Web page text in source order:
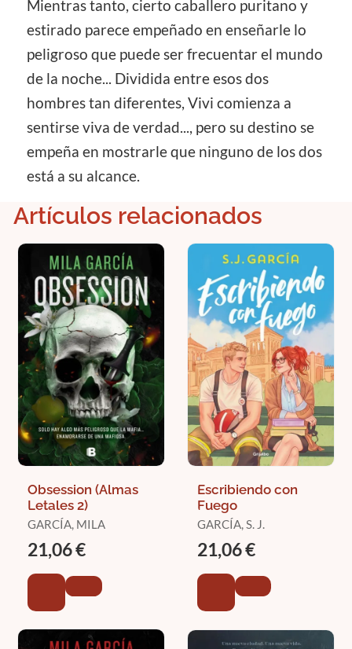
Mientras tanto, cierto caballero puritano y
estirado parece empeñado en enseñarle lo
peligroso que puede ser frecuentar el mundo
de la noche... Dividida entre esos dos
hombres tan diferentes, Vivi comienza a
sentirse viva de verdad..., pero su destino se
empeña en mostrarle que ninguno de los dos
está a su alcance.
Artículos relacionados
Obsession (Almas
Letales 2)
GARCÍA, MILA
21,06 €
Escribiendo con
Fuego
GARCÍA, S. J.
21,06 €